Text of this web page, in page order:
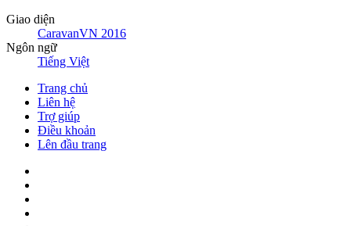
Giao diện
CaravanVN 2016
Ngôn ngữ
Tiếng Việt
Trang chủ
Liên hệ
Trợ giúp
Điều khoản
Lên đầu trang